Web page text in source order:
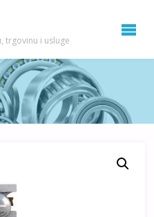
trgovinu i usluge